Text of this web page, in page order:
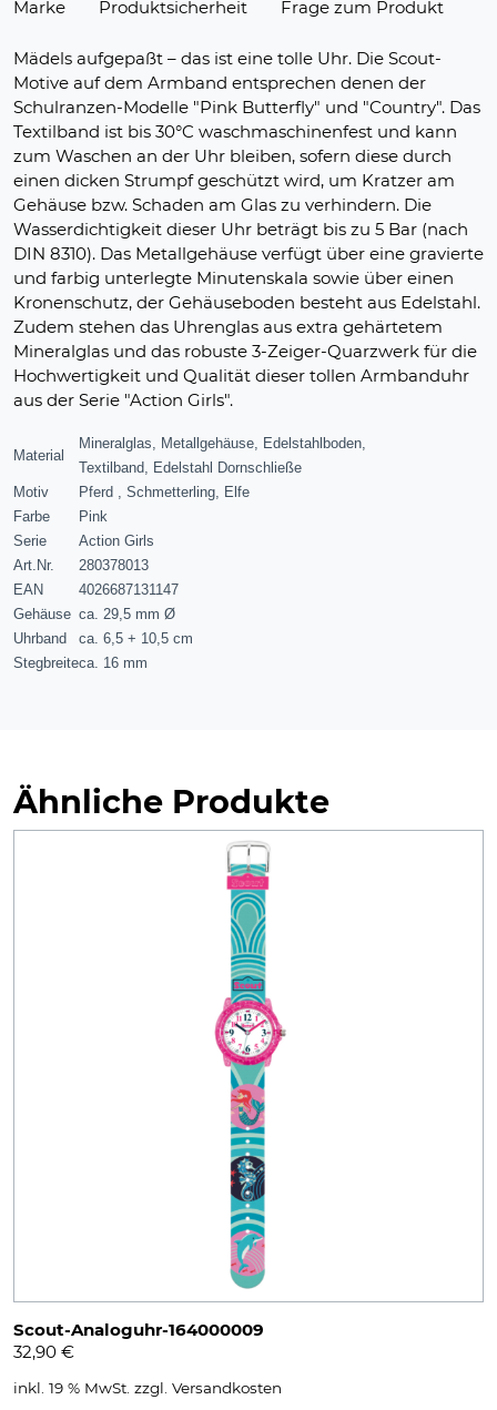
Marke Produktsicherheit Frage zum Produkt
Mädels aufgepaßt – das ist eine tolle Uhr. Die Scout-
Motive auf dem Armband entsprechen denen der
Schulranzen-Modelle "Pink Butterfly" und "Country". Das
Textilband ist bis 30°C waschmaschinenfest und kann
zum Waschen an der Uhr bleiben, sofern diese durch
einen dicken Strumpf geschützt wird, um Kratzer am
Gehäuse bzw. Schaden am Glas zu verhindern. Die
Wasserdichtigkeit dieser Uhr beträgt bis zu 5 Bar (nach
DIN 8310). Das Metallgehäuse verfügt über eine gravierte
und farbig unterlegte Minutenskala sowie über einen
Kronenschutz, der Gehäuseboden besteht aus Edelstahl.
Zudem stehen das Uhrenglas aus extra gehärtetem
Mineralglas und das robuste 3-Zeiger-Quarzwerk für die
Hochwertigkeit und Qualität dieser tollen Armbanduhr
aus der Serie "Action Girls".
Material
Mineralglas, Metallgehäuse, Edelstahlboden,
Textilband, Edelstahl Dornschließe
Motiv
Pferd , Schmetterling, Elfe
Farbe
Pink
Serie
Action Girls
Art.Nr.
280378013
EAN
4026687131147
Gehäuse ca. 29,5 mm Ø
Uhrband
ca. 6,5 + 10,5 cm
Stegbreiteca. 16 mm
Ähnliche Produkte
Scout-Analoguhr-164000009
32,90 €
inkl. 19 % MwSt. zzgl. Versandkosten